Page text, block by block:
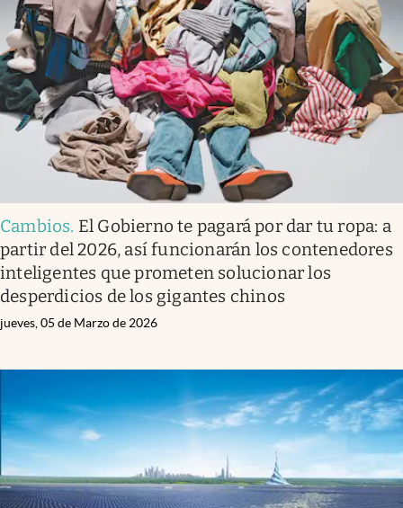
Cambios. El Gobierno te pagará por dar tu ropa: a
partir del 2026, así funcionarán los contenedores
inteligentes que prometen solucionar los
desperdicios de los gigantes chinos
jueves, 05 de Marzo de 2026